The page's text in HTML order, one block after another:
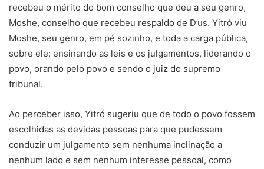
recebeu o mérito do bom conselho que deu a seu genro,
Moshe, conselho que recebeu respaldo de D’us. Yitró viu
Moshe, seu genro, em pé sozinho, e toda a carga pública,
sobre ele: ensinando as leis e os julgamentos, liderando o
povo, orando pelo povo e sendo o juiz do supremo
tribunal.
Ao perceber isso, Yitró sugeriu que de todo o povo fossem
escolhidas as devidas pessoas para que pudessem
conduzir um julgamento sem nenhuma inclinação a
nenhum lado e sem nenhum interesse pessoal, como